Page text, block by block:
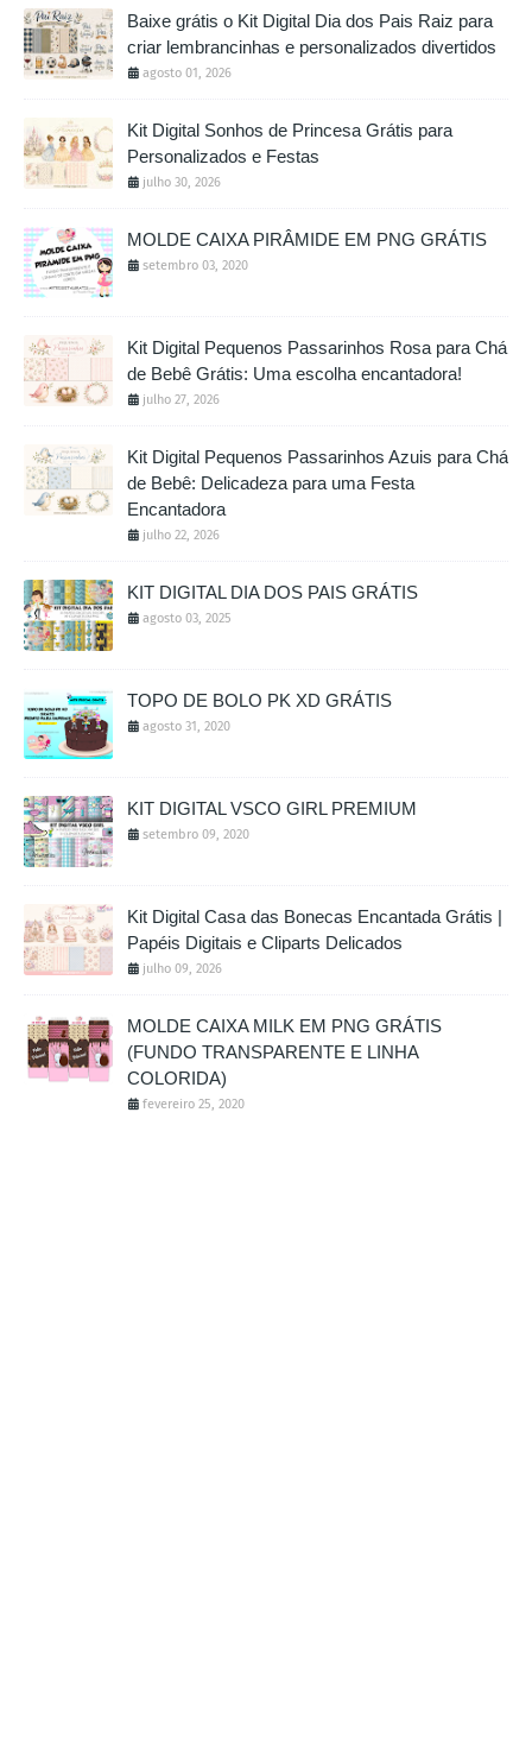
Baixe grátis o Kit Digital Dia dos Pais Raiz para
criar lembrancinhas e personalizados divertidos
agosto 01, 2026
Kit Digital Sonhos de Princesa Grátis para
Personalizados e Festas
julho 30, 2026
MOLDE CAIXA PIRÂMIDE EM PNG GRÁTIS
setembro 03, 2020
Kit Digital Pequenos Passarinhos Rosa para Chá
de Bebê Grátis: Uma escolha encantadora!
julho 27, 2026
Kit Digital Pequenos Passarinhos Azuis para Chá
de Bebê: Delicadeza para uma Festa
Encantadora
julho 22, 2026
KIT DIGITAL DIA DOS PAIS GRÁTIS
agosto 03, 2025
TOPO DE BOLO PK XD GRÁTIS
agosto 31, 2020
KIT DIGITAL VSCO GIRL PREMIUM
setembro 09, 2020
Kit Digital Casa das Bonecas Encantada Grátis |
Papéis Digitais e Cliparts Delicados
julho 09, 2026
MOLDE CAIXA MILK EM PNG GRÁTIS
(FUNDO TRANSPARENTE E LINHA
COLORIDA)
fevereiro 25, 2020